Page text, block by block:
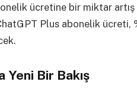
ücretine bir miktar artış
Plus abonelik ücreti,
Yeni Bir Bakış